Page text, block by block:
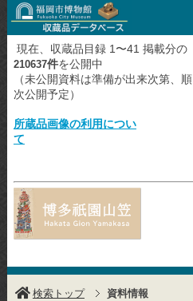
現在、収蔵品目録 1〜41 掲載分の
210637件を公開中
（未公開資料は準備が出来次第、順
次公開予定）
所蔵品画像の利用につい
て
検索トップ 資料情報